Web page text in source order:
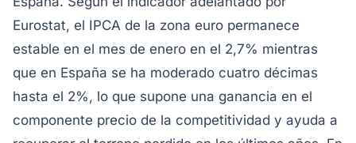
Eurostat, el IPCA de la zona euro permanece
estable en el mes de enero en el 2,7% mientras
que en España se ha moderado cuatro décimas
hasta el 2%, lo que supone una ganancia en el
componente precio de la competitividad y ayuda a